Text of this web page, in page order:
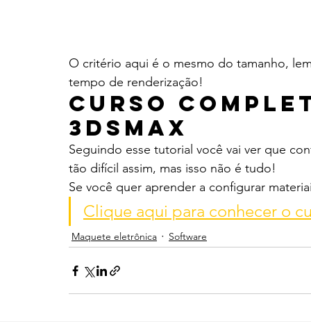
O critério aqui é o mesmo do tamanho,
tempo de renderização!
Curso
3dsMax
Seguindo esse tutorial você vai ver que
tão difícil assim, mas isso não é tudo!
Se você quer aprender a configurar
Clique aqui para conhecer o
Maquete eletrônica Software